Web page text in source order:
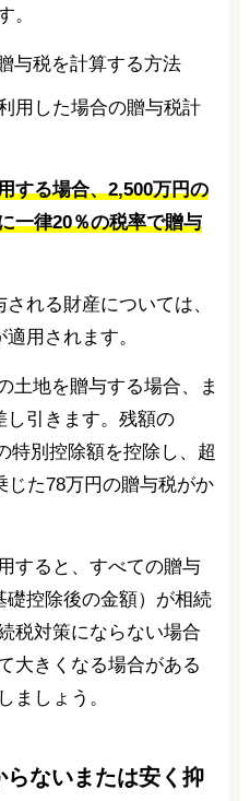
。
用した場合の贈与税計
する場合、2,500万円の
一律20％の税率で贈与
れる財産については、
用されます。
土地を贈与する場合、ま
し引きます。残額の
特別控除額を控除し、超
じた78万円の贈与税がか
すると、すべての贈与
礎控除後の金額）が相続
税対策にならない場合
大きくなる場合がある
ましょう。
ないまたは安く抑